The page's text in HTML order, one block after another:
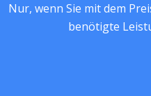
Nur, wenn Sie mit dem
benötigte